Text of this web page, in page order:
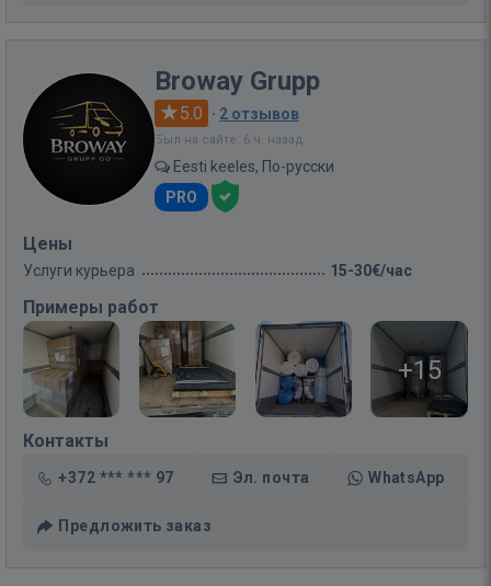
Broway Grupp
5.0 · 2 отзывов
Был на сайте: 6 ч. назад
Eesti keeles, По-русски
PRO
Цены
Услуги курьера 15-30€/час
Примеры работ
+15
Контакты
+372 *** *** 97 Эл. почта WhatsApp
Предложить заказ